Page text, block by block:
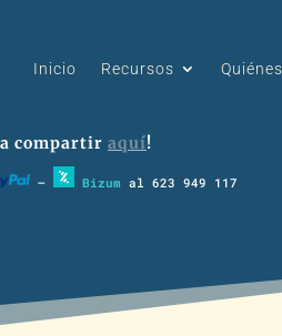
Inicio Recursos
compartir aquí!
– Bizum al 623 949 117